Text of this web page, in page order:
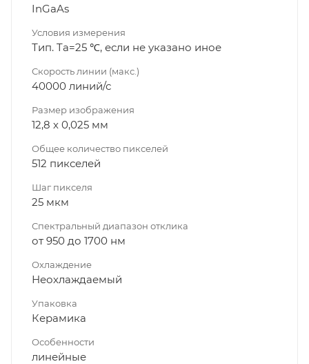
InGaAs
Условия измерения
Тип. Ta=25 ℃, если не указано иное
Скорость линии (макс.)
40000 линий/с
Размер изображения
12,8 х 0,025 мм
Общее количество пикселей
512 пикселей
Шаг пикселя
25 мкм
Спектральный диапазон отклика
от 950 до 1700 нм
Охлаждение
Неохлаждаемый
Упаковка
Керамика
Особенности
линейные